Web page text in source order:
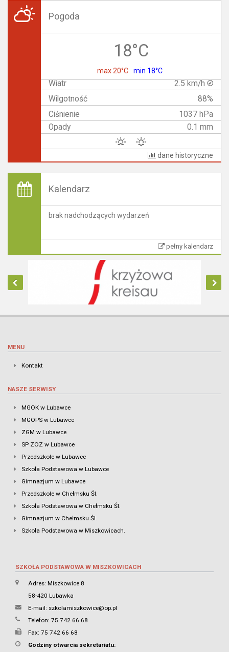
Pogoda
18°C
max 20°C min 18°C
Wiatr
2.5 km/h
Wilgotność
88%
Ciśnienie
1037 hPa
Opady
0.1 mm
dane historyczne
Kalendarz
brak nadchodzących wydarzeń
pełny kalendarz
MENU
Kontakt
NASZE SERWISY
MGOK w Lubawce
MGOPS w Lubawce
ZGM w Lubawce
SP ZOZ w Lubawce
Przedszkole w Lubawce
Szkoła Podstawowa w Lubawce
Gimnazjum w Lubawce
Przedszkole w Chełmsku Śl.
Szkoła Podstawowa w Chełmsku Śl.
Gimnazjum w Chełmsku Śl.
Szkoła Podstawowa w Miszkowicach.
SZKOŁA PODSTAWOWA W MISZKOWICACH
Adres: Miszkowice 8
58-420 Lubawka
E-mail: szkolamiszkowice@op.pl
Telefon: 75 742 66 68
Fax: 75 742 66 68
Godziny otwarcia sekretariatu: